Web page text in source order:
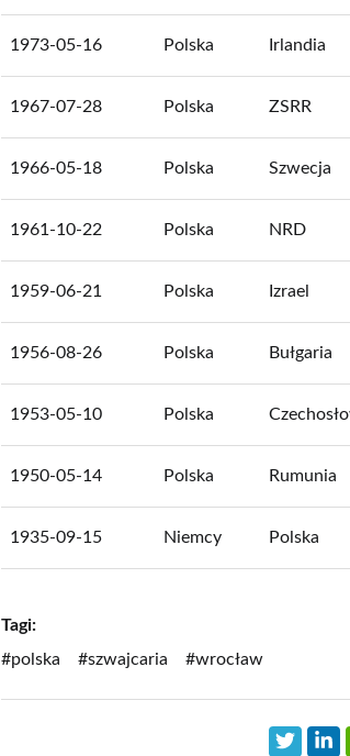
1973-05-16 Polska Irlandia
1967-07-28 Polska ZSRR
1966-05-18 Polska Szwecja
1961-10-22 Polska NRD
1959-06-21 Polska Izrael
1956-08-26 Polska Bułgaria
1953-05-10 Polska
1950-05-14 Polska Rumunia
1935-09-15 Niemcy Polska
Tagi:
#polska
#szwajcaria #wrocław